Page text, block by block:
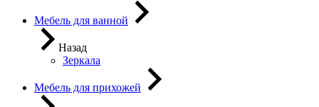
Мебель для ванной
Назад
Зеркала
Мебель для прихожей